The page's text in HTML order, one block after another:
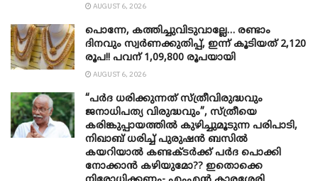
AUGUST 6, 2026
പൊന്നേ, കത്തിച്ചുവിടുവാല്ലേ… രണ്ടാം
ദിനവും സ്വർണക്കുതിപ്പ്, ഇന്ന് കൂടിയത് 2,120
രൂപ!! പവന് 1,09,800 രൂപയായി
AUGUST 6, 2026
“പർദ ധരിക്കുന്നത് സ്ത്രീവിരുദ്ധവും
ജനാധിപത്യ വിരുദ്ധവും”, സ്ത്രീയെ
കരിങ്കുപ്പായത്തിൽ കുഴിച്ചുമൂടുന്ന പരിപാടി,
നിഖാബ് ധരിച്ച് പുരുഷൻ ബസിൽ
കയറിയാൽ കണ്ടക്ടർക്ക് പർദ പൊക്കി
നോക്കാന്‍ കഴിയുമോ?? ഇതൊക്കെ